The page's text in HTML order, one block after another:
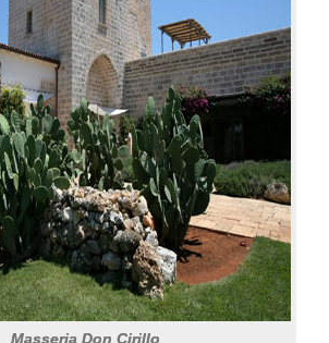
Masseria Don Cirillo